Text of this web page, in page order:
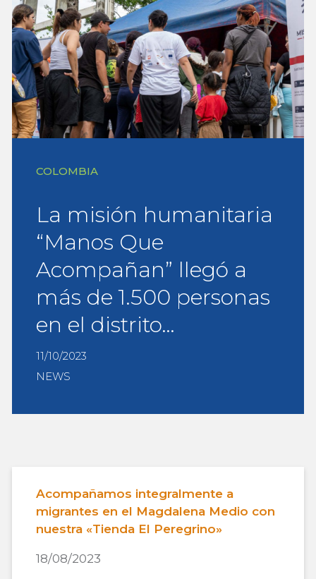
COLOMBIA
La misión humanitaria
“Manos Que
Acompañan” llegó a
más de 1.500 personas
en el distrito…
11/10/2023
NEWS
Acompañamos integralmente a
migrantes en el Magdalena Medio con
nuestra «Tienda El Peregrino»
18/08/2023